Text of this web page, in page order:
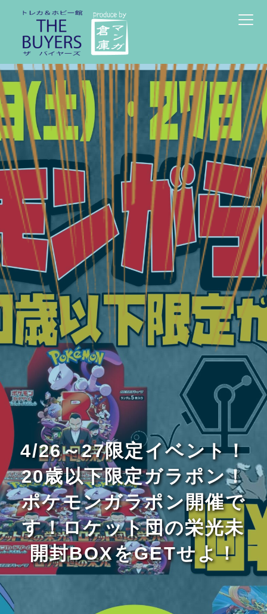
4/26～27限定イベント！
20歳以下限定ガラポン！
ポケモンガラポン開催で
す！ロケット団の栄光未
開封BOXをGETせよ！